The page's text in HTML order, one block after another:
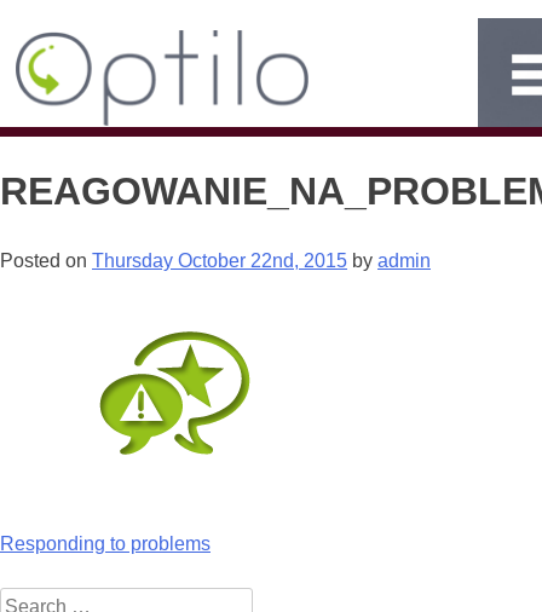
Posted on Thursday October 22nd, 2015 by admin
Post
navigation
Responding to problems
Search